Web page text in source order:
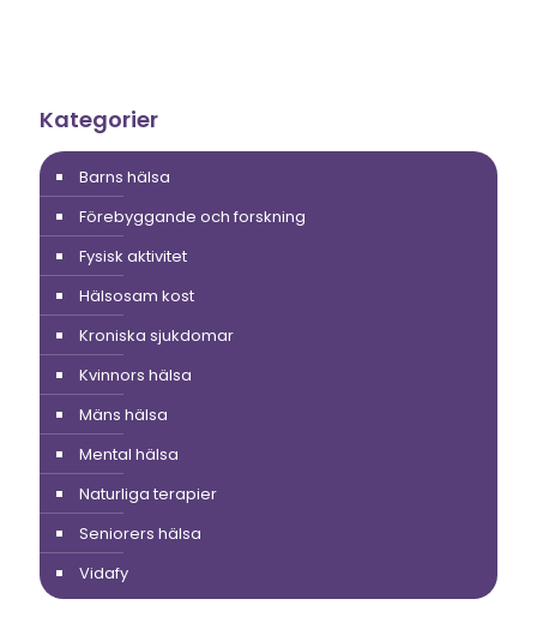
Kategorier
Barns hälsa
Förebyggande och forskning
Fysisk aktivitet
Hälsosam kost
Kroniska sjukdomar
Kvinnors hälsa
Mäns hälsa
Mental hälsa
Naturliga terapier
Seniorers hälsa
Vidafy